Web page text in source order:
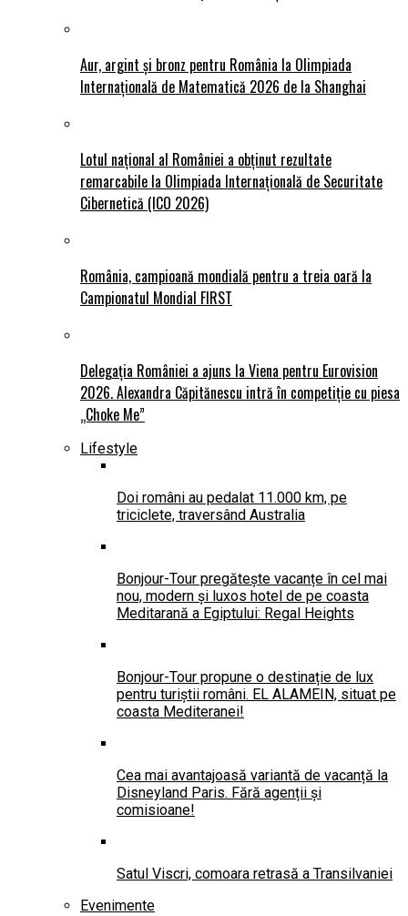
Aur, argint și bronz pentru România la Olimpiada
Internațională de Matematică 2026 de la Shanghai
Lotul național al României a obținut rezultate
remarcabile la Olimpiada Internațională de Securitate
Cibernetică (ICO 2026)
România, campioană mondială pentru a treia oară la
Campionatul Mondial FIRST
Delegația României a ajuns la Viena pentru Eurovision
2026. Alexandra Căpitănescu intră în competiție cu piesa
„Choke Me”
Lifestyle
Doi români au pedalat 11.000 km, pe
triciclete, traversând Australia
Bonjour-Tour pregătește vacanțe în cel mai
nou, modern și luxos hotel de pe coasta
Meditarană a Egiptului: Regal Heights
Bonjour-Tour propune o destinație de lux
pentru turiștii români. EL ALAMEIN, situat pe
coasta Mediteranei!
Cea mai avantajoasă variantă de vacanță la
Disneyland Paris. Fără agenții și
comisioane!
Satul Viscri, comoara retrasă a Transilvaniei
Evenimente